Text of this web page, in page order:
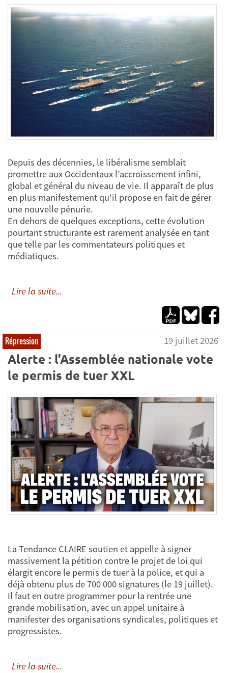
Depuis des décennies, le libéralisme semblait
promettre aux Occidentaux l’accroissement infini,
global et général du niveau de vie. Il apparaît de plus
en plus manifestement qu'il propose en fait de gérer
une nouvelle pénurie.
En dehors de quelques exceptions, cette évolution
pourtant structurante est rarement analysée en tant
que telle par les commentateurs politiques et
médiatiques.
Lire la suite...
Répression 19 juillet 2026
Alerte : l’Assemblée nationale vote
le permis de tuer XXL
La Tendance CLAIRE soutien et appelle à signer
massivement la pétition contre le projet de loi qui
élargit encore le permis de tuer à la police, et qui a
déjà obtenu plus de 700 000 signatures (le 19 juillet).
Il faut en outre programmer pour la rentrée une
grande mobilisation, avec un appel unitaire à
manifester des organisations syndicales, politiques et
progressistes.
Lire la suite...